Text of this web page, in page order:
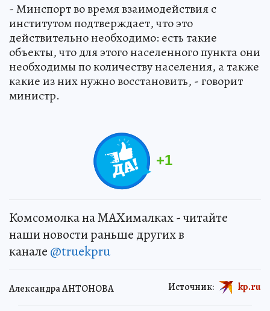
- Минспорт во время взаимодействия с
институтом подтверждает, что это
действительно необходимо: есть такие
объекты, что для этого населенного пункта они
необходимы по количеству населения, а также
какие из них нужно восстановить, - говорит
министр.
+1
Комсомолка на MAXималках - читайте
наши новости раньше других в
канале @truekpru
Александра АНТОНОВА Источник: kp.ru